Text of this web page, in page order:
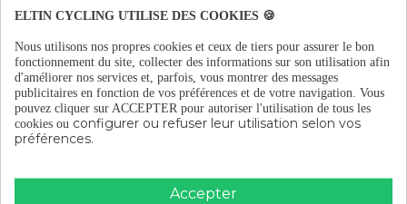
À propos d'Eltin
ELTIN CYCLING UTILISE DES COOKIES 🍪
Nous utilisons nos propres cookies et ceux de tiers pour assurer le bon
fonctionnement du site, collecter des informations sur son utilisation afin
d'améliorer nos services et, parfois, vous montrer des messages
publicitaires en fonction de vos préférences et de votre navigation. Vous
pouvez cliquer sur ACCEPTER pour autoriser l'utilisation de tous les
cookies ou configurer ou refuser leur utilisation selon vos
préférences.
Accepter